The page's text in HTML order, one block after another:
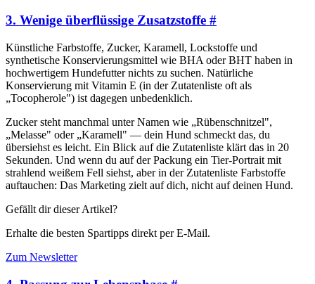
3. Wenige überflüssige Zusatzstoffe #
Künstliche Farbstoffe, Zucker, Karamell, Lockstoffe und
synthetische Konservierungsmittel wie BHA oder BHT haben in
hochwertigem Hundefutter nichts zu suchen. Natürliche
Konservierung mit Vitamin E (in der Zutatenliste oft als
„Tocopherole") ist dagegen unbedenklich.
Zucker steht manchmal unter Namen wie „Rübenschnitzel",
„Melasse" oder „Karamell" — dein Hund schmeckt das, du
übersiehst es leicht. Ein Blick auf die Zutatenliste klärt das in 20
Sekunden. Und wenn du auf der Packung ein Tier-Portrait mit
strahlend weißem Fell siehst, aber in der Zutatenliste Farbstoffe
auftauchen: Das Marketing zielt auf dich, nicht auf deinen Hund.
Gefällt dir dieser Artikel?
Erhalte die besten Spartipps direkt per E-Mail.
Zum Newsletter